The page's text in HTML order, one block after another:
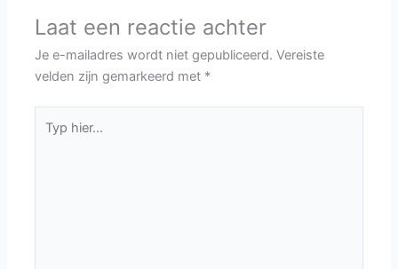
Laat een reactie achter
Je e-mailadres wordt niet gepubliceerd. Vereiste
velden zijn gemarkeerd met *
hier...